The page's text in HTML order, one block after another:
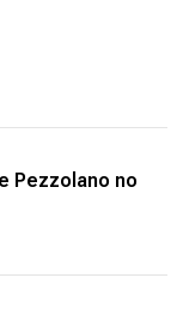
Pezzolano no